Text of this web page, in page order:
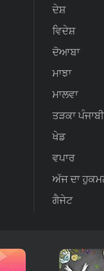
ਦੇਸ਼
ਵਿਦੇਸ਼
ਦੋਆਬਾ
ਮਾਝਾ
ਮਾਲਵਾ
ਤੜਕਾ ਪੰਜਾਬੀ
ਖੇਡ
ਵਪਾਰ
ਅੱਜ ਦਾ
ਗੈਜੇਟ